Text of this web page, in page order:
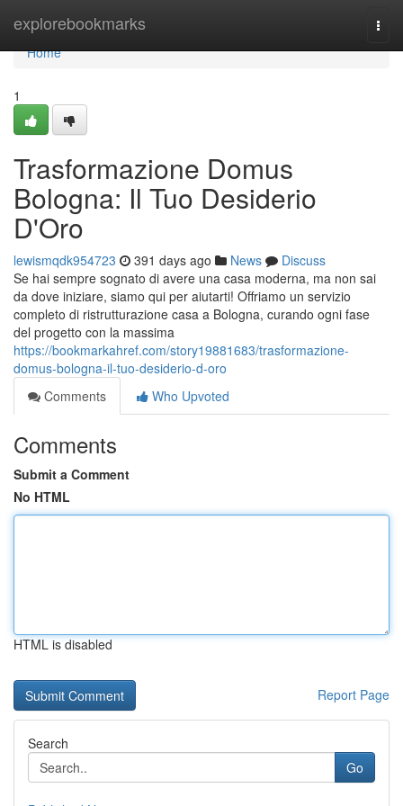
explorebookmarks
Home
Home
1
Trasformazione Domus
Bologna: Il Tuo Desiderio
D'Oro
lewismqdk954723 391 days ago News
Discuss
Se hai sempre sognato di avere una casa moderna, ma non sai
da dove iniziare, siamo qui per aiutarti! Offriamo un servizio
completo di ristrutturazione casa a Bologna, curando ogni fase
del progetto con la massima
https://bookmarkahref.com/story19881683/trasformazione-
domus-bologna-il-tuo-desiderio-d-oro
Comments
Who Upvoted
Comments
Submit a Comment
No HTML
HTML is disabled
Report Page
Search
Go